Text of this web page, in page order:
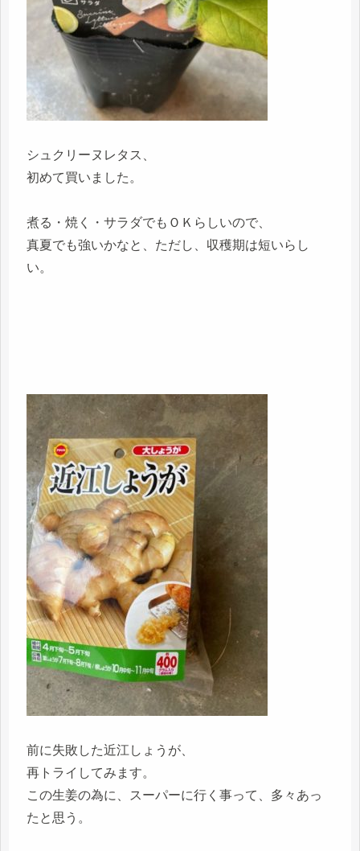
シュクリーヌレタス、
初めて買いました。
煮る・焼く・サラダでもＯＫらしいので、
真夏でも強いかなと、ただし、収穫期は短いらし
い。
前に失敗した近江しょうが、
再トライしてみます。
この生姜の為に、スーパーに行く事って、多々あっ
たと思う。